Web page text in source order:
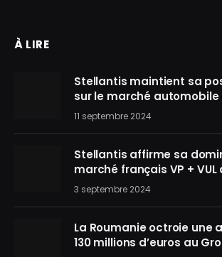
À LIRE
Stellantis maintient sa
sur le marché automobile
11 septembre 2024
Stellantis affirme sa
marché français VP +
3 septembre 2024
La Roumanie octroie une
130 millions d’euros au